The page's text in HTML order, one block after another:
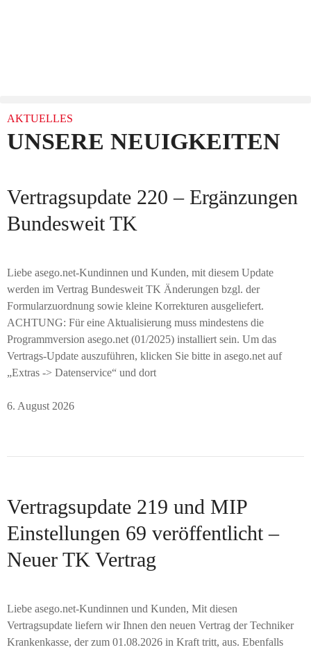
AKTUELLES
UNSERE NEUIGKEITEN
Vertragsupdate 220 – Ergänzungen
Bundesweit TK
Liebe asego.net-Kundinnen und Kunden, mit diesem Update
werden im Vertrag Bundesweit TK Änderungen bzgl. der
Formularzuordnung sowie kleine Korrekturen ausgeliefert.
ACHTUNG: Für eine Aktualisierung muss mindestens die
Programmversion asego.net (01/2025) installiert sein. Um das
Vertrags-Update auszuführen, klicken Sie bitte in asego.net auf
„Extras -> Datenservice“ und dort
6. August 2026
Vertragsupdate 219 und MIP
Einstellungen 69 veröffentlicht –
Neuer TK Vertrag
Liebe asego.net-Kundinnen und Kunden, Mit diesen
Vertragsupdate liefern wir Ihnen den neuen Vertrag der Techniker
Krankenkasse, der zum 01.08.2026 in Kraft tritt, aus. Ebenfalls